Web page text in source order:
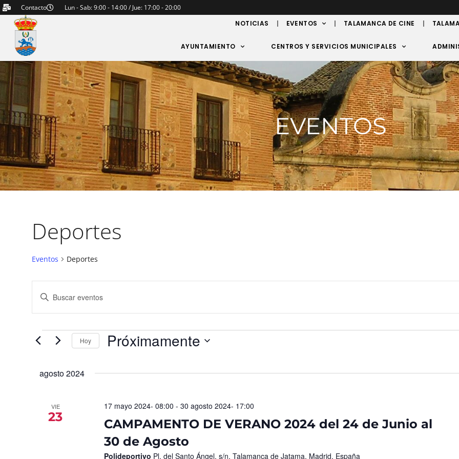
Contacto
Lun - Sab: 9:00 - 14:00 / Jue: 17:00 - 20:00
NOTICIAS
EVENTOS TALAMANCA DE CINE
AYUNTAMIENTO CENTROS Y SERVICIOS MUNICIPALES
EVENTOS
Deportes
Eventos Deportes
de
búsqueda
vistas
palabra
clave.
para
la
palabra
Hoy Próximamente
agosto 2024
VIE
23
CAMPAMENTO DE VERANO 2024 del 24 de Junio al
30 de Agosto
17 mayo 2024- 08:00 - 30 agosto 2024- 17:00
Polideportivo Pl. del Santo Ángel, s/n, Talamanca de Jatama, Madrid, España